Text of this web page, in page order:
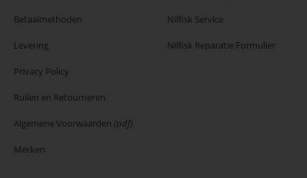
Betaalmethoden
Levering
Privacy Policy
Ruilen en Retourneren
Algemene Voorwaarden (pdf)
Merken
Nilfisk Service
Nilfisk Reparatie Formulier